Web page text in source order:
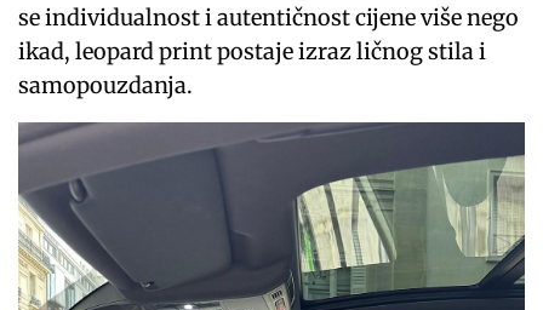
se individualnost i autentičnost cijene više nego
ikad, leopard print postaje izraz ličnog stila i
samopouzdanja.